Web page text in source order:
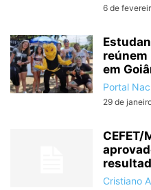
6 de
reúnem
em
Portal
29 de
Cristiano